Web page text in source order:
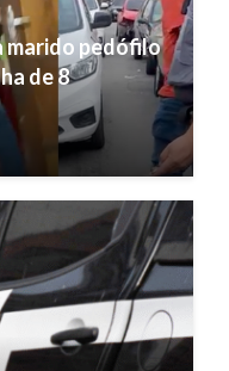
marido pedófilo
de 8